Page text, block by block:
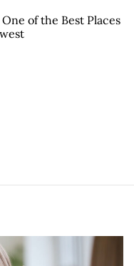
of the Best Places